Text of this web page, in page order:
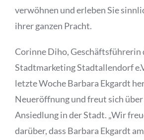
verwöhnen und erleben Sie
ihrer ganzen Pracht.
Corinne Diho, Geschäftsführerin
Stadtmarketing Stadtallendorf
letzte Woche Barbara Ekgardt
Neueröffnung und freut sich
Ansiedlung in der Stadt. „Wir
darüber, dass Barbara Ekgardt am